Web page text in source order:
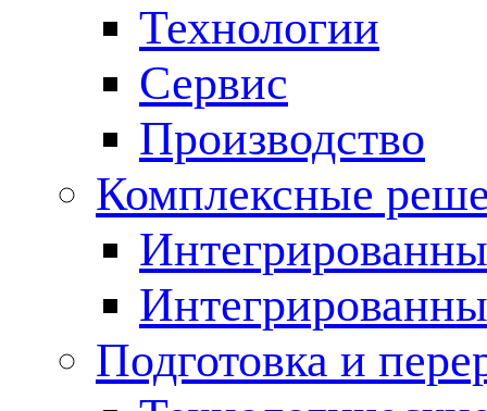
Технологии
Сервис
Производство
Комплексные
Подготовка и